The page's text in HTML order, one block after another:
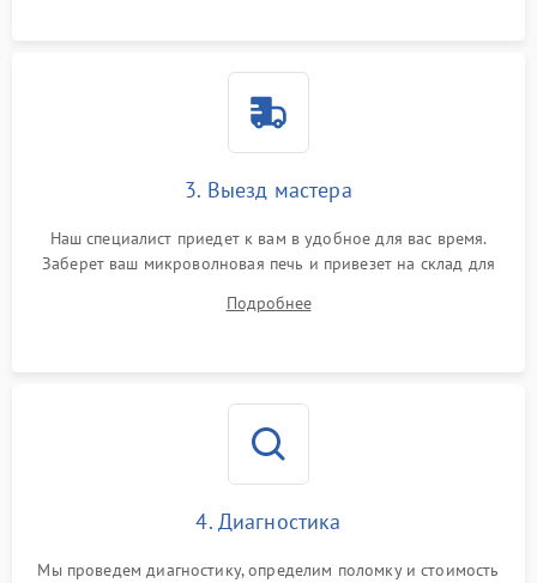
3. Выезд мастера
Наш специалист приедет к вам в удобное для вас время.
Заберет ваш микроволновая печь и привезет на склад для
Подробнее
4. Диагностика
Мы проведем диагностику, определим поломку и стоимость